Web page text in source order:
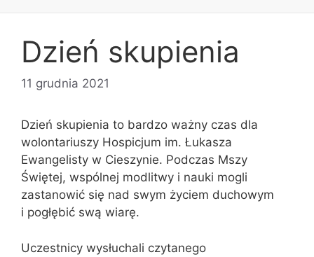
Dzień skupienia
11 grudnia 2021
Dzień skupienia to bardzo ważny czas dla
wolontariuszy Hospicjum im. Łukasza
Ewangelisty w Cieszynie. Podczas Mszy
Świętej, wspólnej modlitwy i nauki mogli
zastanowić się nad swym życiem duchowym
i pogłębić swą wiarę.
Uczestnicy wysłuchali czytanego